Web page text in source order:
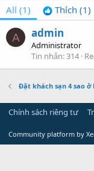
All (1) Thích (1)
A admin
Administrator
Tin nhắn 314
Đặt khách sạn 4 sao ở
Chính sách riêng tư
Community platform by